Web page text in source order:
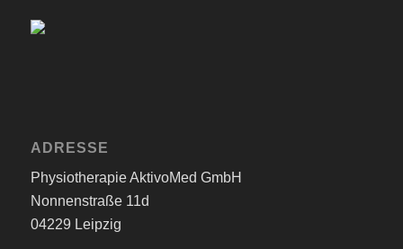
ADRESSE
Physiotherapie AktivoMed GmbH
Nonnenstraße 11d
04229 Leipzig